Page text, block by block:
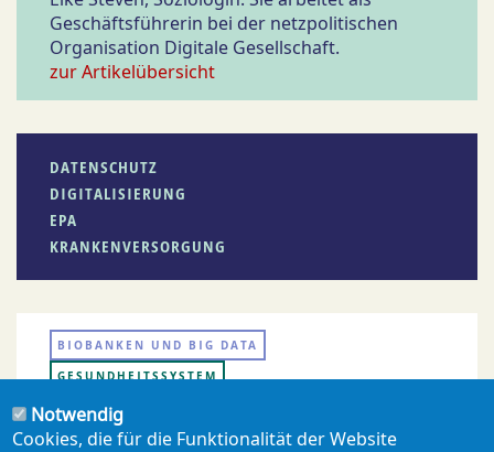
Geschäftsführerin bei der netzpolitischen
Organisation Digitale Gesellschaft.
zur Artikelübersicht
DATENSCHUTZ
DIGITALISIERUNG
EPA
KRANKENVERSORGUNG
BIOBANKEN UND BIG DATA
GESUNDHEITSSYSTEM
Notwendig
Cookies, die für die Funktionalität der Website